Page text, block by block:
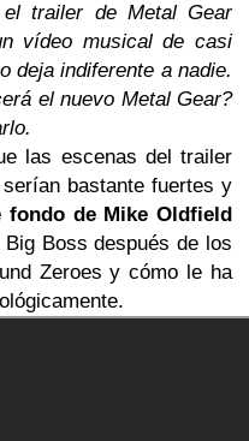
trailer de Metal Gear
vídeo musical de casi
deja indiferente a nadie.
el nuevo Metal Gear?
las escenas del trailer
bastante fuertes y
fondo de Mike Oldfield
Boss después de los
Zeroes y cómo le ha